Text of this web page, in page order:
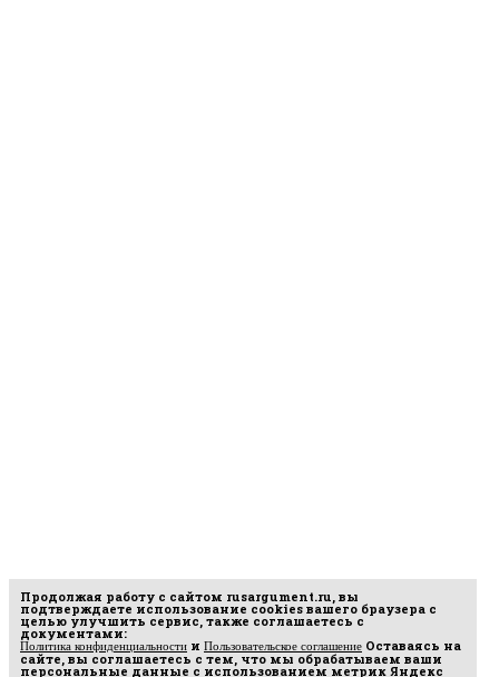
Продолжая работу с сайтом rusargument.ru, вы
подтверждаете использование cookies вашего браузера с
целью улучшить сервис, также соглашаетесь с
документами:
Политика конфиденциальности и Пользовательское соглашение Оставаясь на
сайте, вы соглашаетесь с тем, что мы обрабатываем ваши
персональные данные с использованием метрик Яндекс